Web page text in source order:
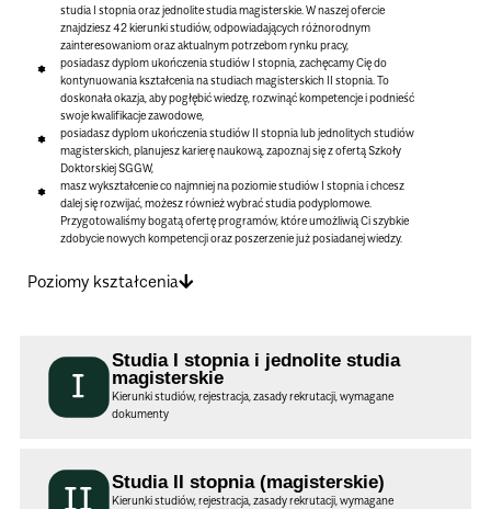
studia I stopnia oraz jednolite studia magisterskie. W naszej ofercie
znajdziesz 42 kierunki studiów, odpowiadających różnorodnym
zainteresowaniom oraz aktualnym potrzebom rynku pracy,
posiadasz dyplom ukończenia studiów I stopnia, zachęcamy Cię do
kontynuowania kształcenia na studiach magisterskich II stopnia. To
doskonała okazja, aby pogłębić wiedzę, rozwinąć kompetencje i podnieść
swoje kwalifikacje zawodowe,
posiadasz dyplom ukończenia studiów II stopnia lub jednolitych studiów
magisterskich, planujesz karierę naukową, zapoznaj się z ofertą Szkoły
Doktorskiej SGGW,
masz wykształcenie co najmniej na poziomie studiów I stopnia i chcesz
dalej się rozwijać, możesz również wybrać studia podyplomowe.
Przygotowaliśmy bogatą ofertę programów, które umożliwią Ci szybkie
zdobycie nowych kompetencji oraz poszerzenie już posiadanej wiedzy.
Poziomy kształcenia
Studia I stopnia i jednolite studia
magisterskie
Kierunki studiów, rejestracja, zasady rekrutacji, wymagane
dokumenty
Studia II stopnia (magisterskie)
Kierunki studiów, rejestracja, zasady rekrutacji, wymagane